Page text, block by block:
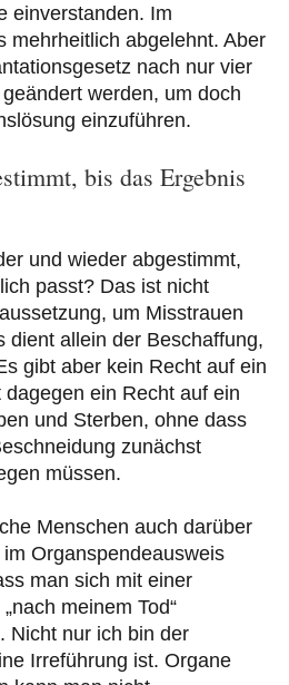
einverstanden. Im
mehrheitlich abgelehnt. Aber
nach nur vier
werden, um doch
einzuführen.
bis das Ergebnis
und wieder abgestimmt,
passt? Das ist nicht
um Misstrauen
dient allein der Beschaffung,
gibt aber kein Recht auf ein
ein Recht auf ein
und Sterben, ohne dass
zunächst
müssen.
Menschen auch darüber
Organspendeausweis
man sich mit einer
meinem Tod“
Nicht nur ich bin der
Irreführung ist. Organe